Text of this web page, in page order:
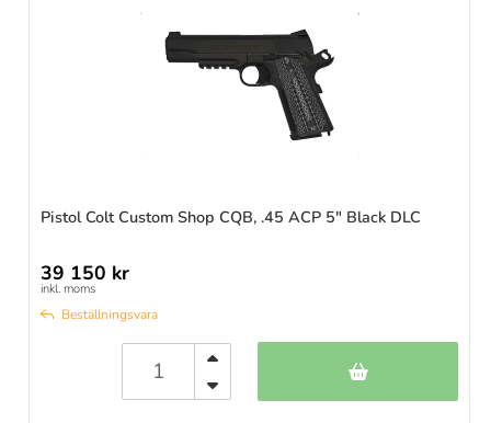
Pistol Colt Custom Shop CQB, .45 ACP 5" Black DLC
39 150 kr
inkl. moms
Beställningsvara